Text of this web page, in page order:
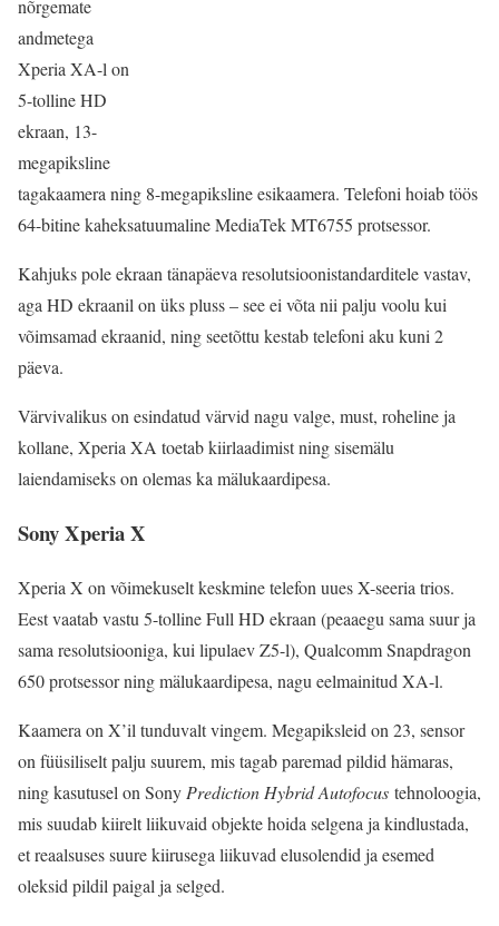
nõrgemate
andmetega
Xperia XA-l on
5-tolline HD
ekraan, 13-
megapiksline
tagakaamera ning 8-megapiksline esikaamera. Telefoni hoiab töös
64-bitine kaheksatuumaline MediaTek MT6755 protsessor.
Kahjuks pole ekraan tänapäeva resolutsioonistandarditele vastav,
aga HD ekraanil on üks pluss – see ei võta nii palju voolu kui
võimsamad ekraanid, ning seetõttu kestab telefoni aku kuni 2
päeva.
Värvivalikus on esindatud värvid nagu valge, must, roheline ja
kollane, Xperia XA toetab kiirlaadimist ning sisemälu
laiendamiseks on olemas ka mälukaardipesa.
Sony Xperia X
Xperia X on võimekuselt keskmine telefon uues X-seeria trios.
Eest vaatab vastu 5-tolline Full HD ekraan (peaaegu sama suur ja
sama resolutsiooniga, kui lipulaev Z5-l), Qualcomm Snapdragon
650 protsessor ning mälukaardipesa, nagu eelmainitud XA-l.
Kaamera on X’il tunduvalt vingem. Megapiksleid on 23, sensor
on füüsiliselt palju suurem, mis tagab paremad pildid hämaras,
ning kasutusel on Sony Prediction Hybrid Autofocus tehnoloogia,
mis suudab kiirelt liikuvaid objekte hoida selgena ja kindlustada,
et reaalsuses suure kiirusega liikuvad elusolendid ja esemed
oleksid pildil paigal ja selged.